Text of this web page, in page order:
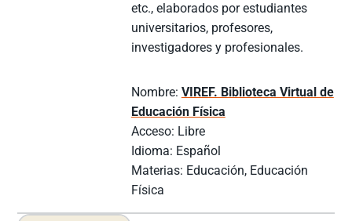
etc., elaborados por estudiantes
universitarios, profesores,
investigadores y profesionales.
Nombre: VIREF. Biblioteca Virtual de
Educación Física
Acceso: Libre
Idioma: Español
Materias: Educación, Educación
Física